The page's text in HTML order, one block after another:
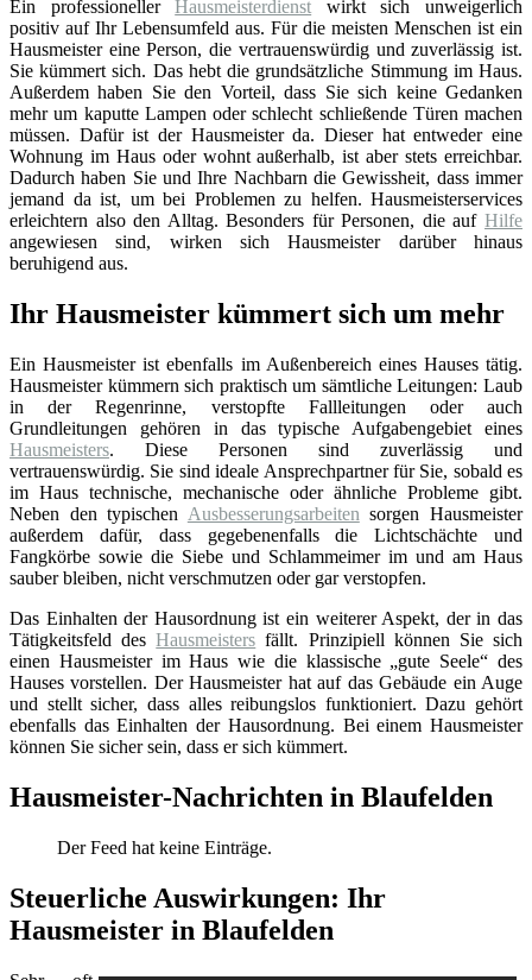
Ein professionellerHausmeisterdienst wirkt sich unweigerlich
positiv auf Ihr Lebensumfeld aus. Für die meisten Menschen ist ein
Hausmeister eine Person, die vertrauenswürdig und zuverlässig ist.
Sie kümmert sich. Das hebt die grundsätzliche Stimmung im Haus.
Außerdem haben Sie den Vorteil, dass Sie sich keine Gedanken
mehr um kaputte Lampen oder schlecht schließende Türen machen
müssen. Dafür ist der Hausmeister da. Dieser hat entweder eine
Wohnung im Haus oder wohnt außerhalb, ist aber stets erreichbar.
Dadurch haben Sie und Ihre Nachbarn die Gewissheit, dass immer
jemand da ist, um bei Problemen zu helfen. Hausmeisterservices
erleichtern also den Alltag. Besonders für Personen, die auf Hilfe
angewiesen sind, wirken sich Hausmeister darüber hinaus
beruhigend aus.
Ihr Hausmeister kümmert sich um mehr
Ein Hausmeister ist ebenfalls im Außenbereich eines Hauses tätig.
Hausmeister kümmern sich praktisch um sämtliche Leitungen: Laub
in der Regenrinne, verstopfte Fallleitungen oder auch
Grundleitungen gehören in das typische Aufgabengebiet eines
Hausmeisters. Diese Personen sind zuverlässig und
vertrauenswürdig. Sie sind ideale Ansprechpartner für Sie, sobald es
im Haus technische, mechanische oder ähnliche Probleme gibt.
Neben den typischen Ausbesserungsarbeiten sorgen Hausmeister
außerdem dafür, dass gegebenenfalls die Lichtschächte und
Fangkörbe sowie die Siebe und Schlammeimer im und am Haus
sauber bleiben, nicht verschmutzen oder gar verstopfen.
Das Einhalten der Hausordnung ist ein weiterer Aspekt, der in das
Tätigkeitsfeld desHausmeisters fällt. Prinzipiell können Sie sich
einen Hausmeister im Haus wie die klassische „gute Seele“ des
Hauses vorstellen. Der Hausmeister hat auf das Gebäude ein Auge
und stellt sicher, dass alles reibungslos funktioniert. Dazu gehört
ebenfalls das Einhalten der Hausordnung. Bei einem Hausmeister
können Sie sicher sein, dass er sich kümmert.
Hausmeister-Nachrichten in Blaufelden
Der Feed hat keine Einträge.
Steuerliche Auswirkungen: Ihr
Hausmeister in Blaufelden